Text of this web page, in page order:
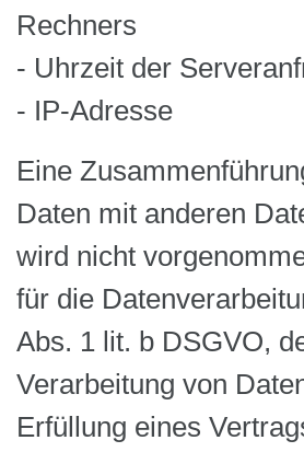
Rechners
- Uhrzeit der
- IP-Adresse
Eine
Daten mit anderen
wird nicht
für die
Abs. 1 lit. b DSGVO,
Verarbeitung von
Erfüllung eines